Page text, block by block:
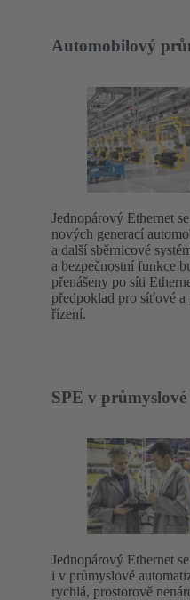
Automobilový
Jednopárový Ethernet
nových generací
a další sběrnicové
a bezpečnostní funkce
přenášeny po síti
předpoklad pro síťové
řízení.
SPE v
Jednopárový Ethernet
i v průmyslové
rychlá, prostorově